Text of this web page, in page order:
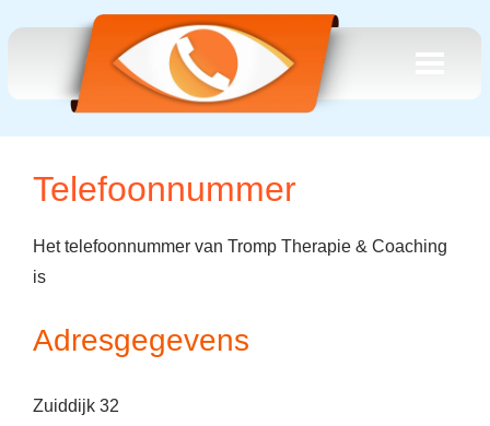
Telefoonnummer
Het telefoonnummer van Tromp Therapie & Coaching
is
Adresgegevens
Zuiddijk 32